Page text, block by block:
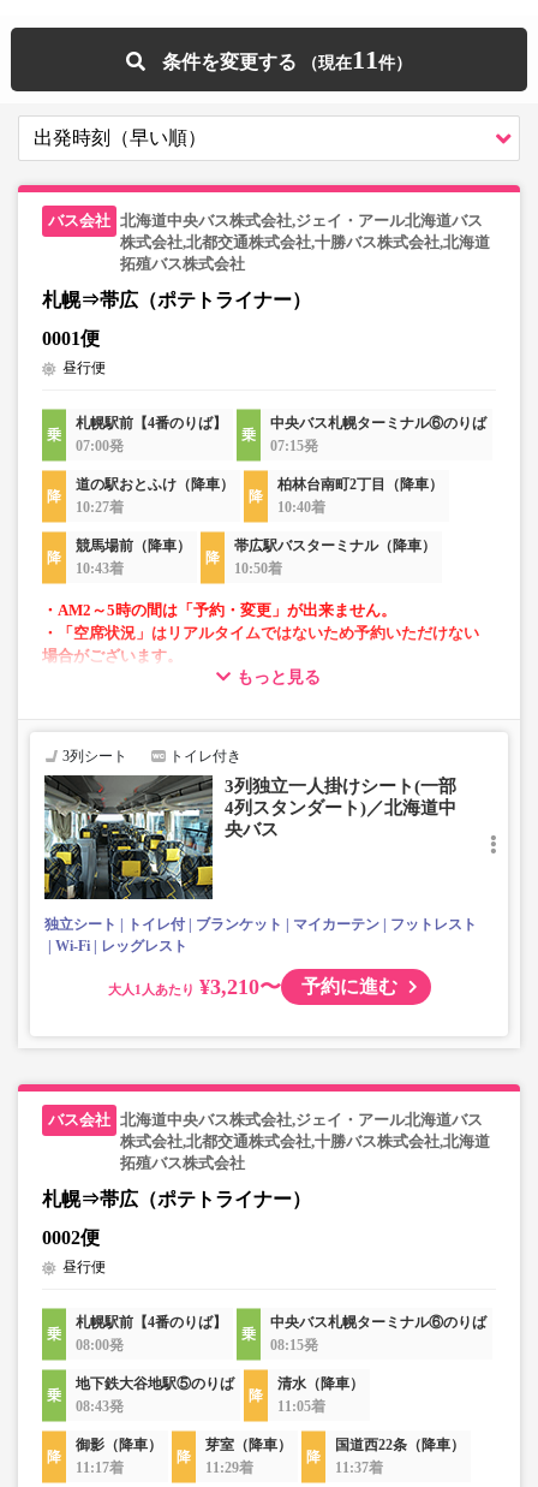
条件を変更する 11
北海道中央バス株式会社,ジェイ・アール北海道バス
株式会社,北都交通株式会社,十勝バス株式会社,北海道
拓殖バス株式会社
札幌⇒帯広（ポテトライナー）
0001便
昼行便
札幌駅前【4番のりば】
07:00発
中央バス札幌ターミナル⑥のりば
07:15発
道の駅おとふけ（降車）
10:27着
柏林台南町2丁目（降車）
10:40着
競馬場前（降車）
10:43着
帯広駅バスターミナル（降車）
10:50着
・AM2～5時の間は「予約・変更」が出来ません。
・「空席状況」はリアルタイムではないため予約いただけない
場合がございます。
・1部車両は後方座席は4列シートとなっております。座席指定
・車内トイレ完備で長旅でも安心。
・車内は常時換気し、清掃・除菌を徹底。
もっと見る
3列シート トイレ付き
3列独立一人掛けシート(一部
4列スタンダート)／北海道中
央バス
独立シート トイレ付 ブランケット マイカーテン
フットレスト
Wi-Fi
レッグレスト
大人 ¥3,210〜 予約に進む
北海道中央バス株式会社,ジェイ・アール北海道バス
株式会社,北都交通株式会社,十勝バス株式会社,北海道
拓殖バス株式会社
札幌⇒帯広（ポテトライナー）
0002便
昼行便
札幌駅前【4番のりば】
08:00発
中央バス札幌ターミナル⑥のりば
08:15発
地下鉄大谷地駅⑤のりば
08:43発
清水（降車）
11:05着
御影（降車）
11:17着
芽室（降車）
11:29着
国道西22条（降車）
11:37着